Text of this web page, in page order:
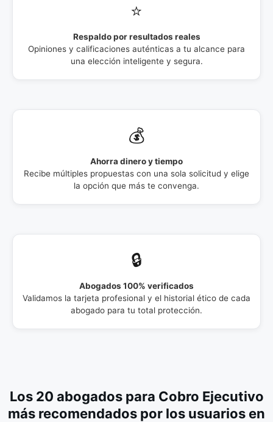
⭐
Respaldo por resultados reales
Opiniones y calificaciones auténticas a tu alcance para
una elección inteligente y segura.
💰
Ahorra dinero y tiempo
Recibe múltiples propuestas con una sola solicitud y elige
la opción que más te convenga.
🔒
Abogados 100% verificados
Validamos la tarjeta profesional y el historial ético de cada
abogado para tu total protección.
Los 20 abogados para Cobro Ejecutivo
más recomendados por los usuarios en